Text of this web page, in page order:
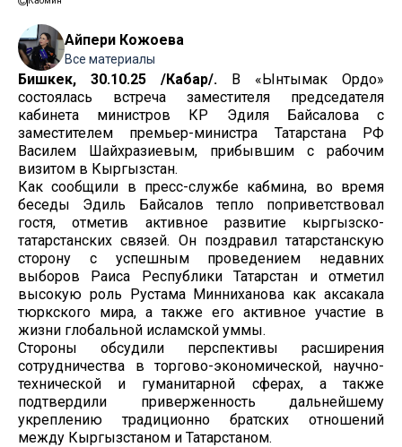
Айпери Кожоева
Все материалы
Бишкек, 30.10.25 /Кабар/. В «Ынтымак Ордо»
состоялась встреча заместителя председателя
кабинета министров КР Эдиля Байсалова с
заместителем премьер-министра Татарстана РФ
Василем Шайхразиевым, прибывшим с рабочим
визитом в Кыргызстан.
Как сообщили в пресс-службе кабмина, во время
беседы Эдиль Байсалов тепло поприветствовал
гостя, отметив активное развитие кыргызско-
татарстанских связей. Он поздравил татарстанскую
сторону с успешным проведением недавних
выборов Раиса Республики Татарстан и отметил
высокую роль Рустама Минниханова как аксакала
тюркского мира, а также его активное участие в
жизни глобальной исламской уммы.
Стороны обсудили перспективы расширения
сотрудничества в торгово-экономической, научно-
технической и гуманитарной сферах, а также
подтвердили приверженность дальнейшему
укреплению традиционно братских отношений
между Кыргызстаном и Татарстаном.